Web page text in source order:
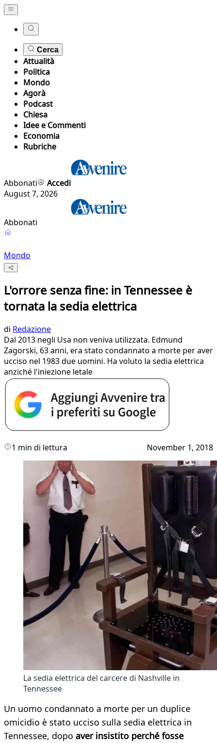
Cerca
Attualità
Politica
Mondo
Agorà
Podcast
Chiesa
Idee e Commenti
Economia
Rubriche
Abbonati
Accedi
August 7, 2026
Abbonati
Mondo
L'orrore senza fine: in Tennessee è
tornata la sedia elettrica
di Redazione
Dal 2013 negli Usa non veniva utilizzata. Edmund
Zagorski, 63 anni, era stato condannato a morte per aver
ucciso nel 1983 due uomini. Ha voluto la sedia elettrica
anziché l'iniezione letale
1 min di lettura November 1, 2018
La sedia elettrica del carcere di Nashville in
Tennessee
Un uomo condannato a morte per un duplice
omicidio è stato ucciso sulla sedia elettrica in
Tennessee, dopo aver insistito perché fosse